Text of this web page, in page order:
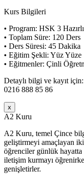
Kurs Bilgileri
• Program: HSK 3
• Toplam Süre: 120 Ders
• Ders Süresi: 45 Dakika
• Eğitim Şekli: Yüz Yüze
• Eğitmenler: Çinli
Detaylı bilgi ve kayıt için:
0216 888 85 86
x
A2 Kuru
A2 Kuru, temel Çince
geliştirmeyi amaçlayan
öğrenciler günlük hayatta
iletişim kurmayı
genişletirler.